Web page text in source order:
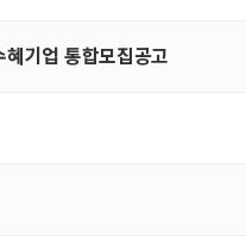
기업 통합모집공고